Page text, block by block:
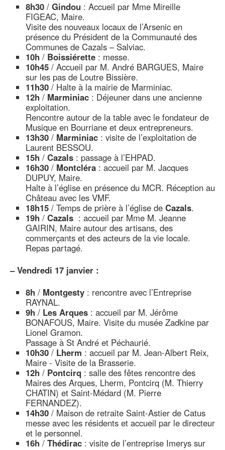
8h30 / Gindou : Accueil par Mme Mireille
FIGEAC, Maire.
Visite des nouveaux locaux de l’Arsenic en
présence du Président de la Communauté des
Communes de Cazals – Salviac.
10h / Boissiérette : messe.
10h45 / Accueil par M. André BARGUES, Maire
sur les pas de Loutre Bissière.
11h30 / Halte à la mairie de Marminiac.
12h / Marminiac : Déjeuner dans une ancienne
exploitation.
Rencontre autour de la table avec le fondateur de
Musique en Bourriane et deux entrepreneurs.
13h30 / Marminiac : visite de l’exploitation de
Laurent BESSOU.
15h / Cazals : passage à l’EHPAD.
16h30 / Montcléra : accueil par M. Jacques
DUPUY, Maire.
Halte à l’église en présence du MCR. Réception au
Château avec les VMF.
18h15 / Temps de prière à l’église de Cazals.
19h / Cazals : accueil par Mme M. Jeanne
GAIRIN, Maire autour des artisans, des
commerçants et des acteurs de la vie locale.
Repas partagé.
– Vendredi 17 janvier :
8h / Montgesty : rencontre avec l’Entreprise
RAYNAL.
9h / Les Arques : accueil par M. Jérôme
BONAFOUS, Maire. Visite du musée Zadkine par
Lionel Gramon.
Passage à St André et Péchaurié.
10h30 / Lherm : accueil par M. Jean-Albert Reix,
Maire - Visite de la Brasserie.
12h / Pontcirq : salle des fêtes rencontre des
Maires des Arques, Lherm, Pontcirq (M. Thierry
CHATIN) et Saint-Médard (M. Pierre
FERNANDEZ).
14h30 / Maison de retraite Saint-Astier de Catus
messe avec les résidents et accueil par le directeur
et le personnel.
16h / Thédirac : visite de l’entreprise Imerys sur